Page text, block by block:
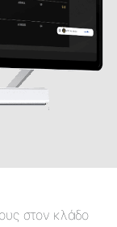
στον κλάδο